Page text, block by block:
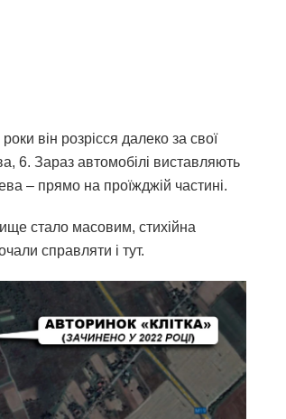
він розрісся далеко за свої
6. Зараз автомобілі виставляють
– прямо на проїжджій частині.
стало масовим, стихійна
справляти і тут.